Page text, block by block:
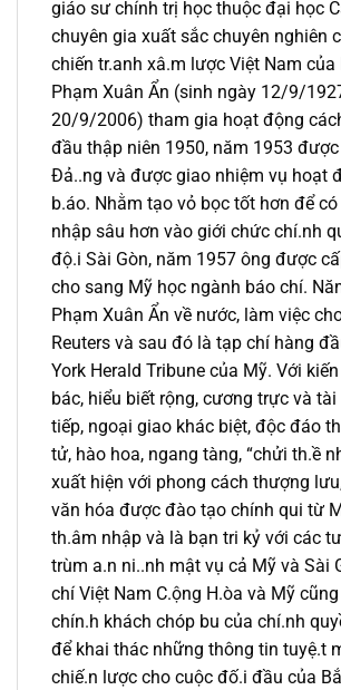
giáo sư chính trị học thuộc đại học
chuyên gia xuất sắc chuyên nghiên
chiến tr.anh xâ.m lược Việt Nam của
Phạm Xuân Ẩn (sinh ngày 12/9/
20/9/2006) tham gia hoạt động
đầu thập niên 1950, năm 1953
Đả..ng và được giao nhiệm vụ hoạt
b.áo. Nhằm tạo vỏ bọc tốt hơn để
nhập sâu hơn vào giới chức chí.nh
độ.i Sài Gòn, năm 1957 ông được
cho sang Mỹ học ngành báo chí.
Phạm Xuân Ẩn về nước, làm việc
Reuters và sau đó là tạp chí hàng
York Herald Tribune của Mỹ. Với
bác, hiểu biết rộng, cương trực và
tiếp, ngoại giao khác biệt, độc đáo
tử, hào hoa, ngang tàng, “chửi th.ề
xuất hiện với phong cách thượng
văn hóa được đào tạo chính qui từ
th.âm nhập và là bạn tri kỷ với các
trùm a.n ni..nh mật vụ cả Mỹ và Sài
chí Việt Nam C.ộng H.òa và Mỹ
chín.h khách chóp bu của chí.nh
để khai thác những thông tin tuyệ.t
chiế.n lược cho cuộc đố.i đầu của